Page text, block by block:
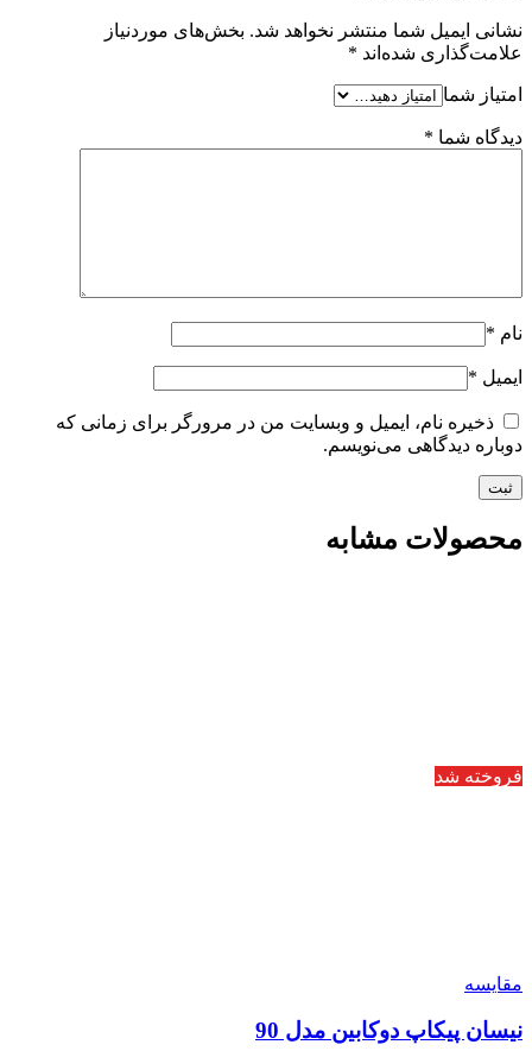
نشانی ایمیل شما منتشر نخواهد شد. بخش‌های موردنیاز
علامت‌گذاری شده‌اند *
امتیاز شما
دیدگاه شما *
نام *
ایمیل *
ذخیره نام، ایمیل و وبسایت من در مرورگر برای زمانی که
دوباره دیدگاهی می‌نویسم.
محصولات مشابه
فروخته شد
مقایسه
نیسان پیکاپ دوکابین مدل 90